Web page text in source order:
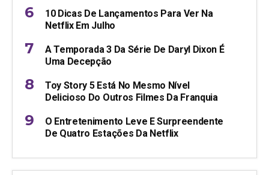
10 Dicas De Lançamentos Para Ver Na
Netflix Em Julho
A Temporada 3 Da Série De Daryl Dixon É
Uma Decepção
Toy Story 5 Está No Mesmo Nível
Delicioso Do Outros Filmes Da Franquia
O Entretenimento Leve E Surpreendente
De Quatro Estações Da Netflix